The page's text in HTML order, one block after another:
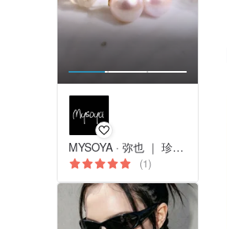
MYSOYA · 弥也 ｜ 珍珠與寶石
(1)